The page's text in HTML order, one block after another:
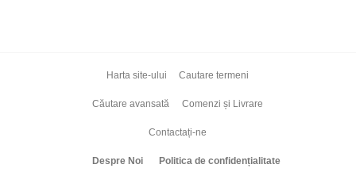
Harta site-ului Cautare termeni
Căutare avansată Comenzi și Livrare
Contactați-ne
Despre Noi Politica de confidențialitate